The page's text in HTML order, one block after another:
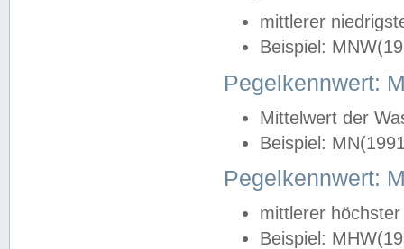
mittlerer
Beispiel:
Pegelkennwert:
Mittelwert der
Beispiel:
Pegelkennwert:
mittlerer
Beispiel: